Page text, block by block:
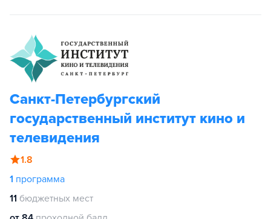
Санкт-Петербургский
государственный институт кино и
телевидения
1.8
1 программа
11 бюджетных мест